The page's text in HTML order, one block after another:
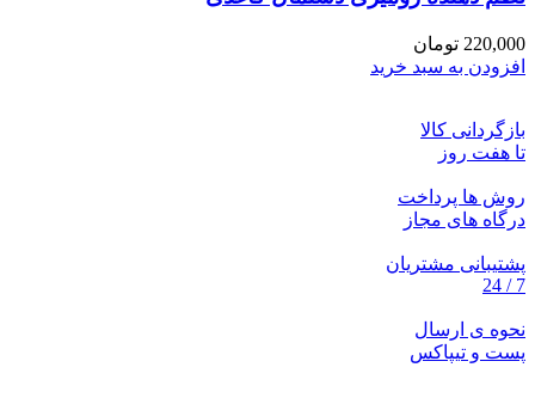
220,000 تومان
افزودن به سبد خرید
بازگردانی کالا
تا هفت روز
روش ها پرداخت
درگاه های مجاز
پشتیبانی مشتریان
7 / 24
نحوه ی ارسال
پست و تیپاکس